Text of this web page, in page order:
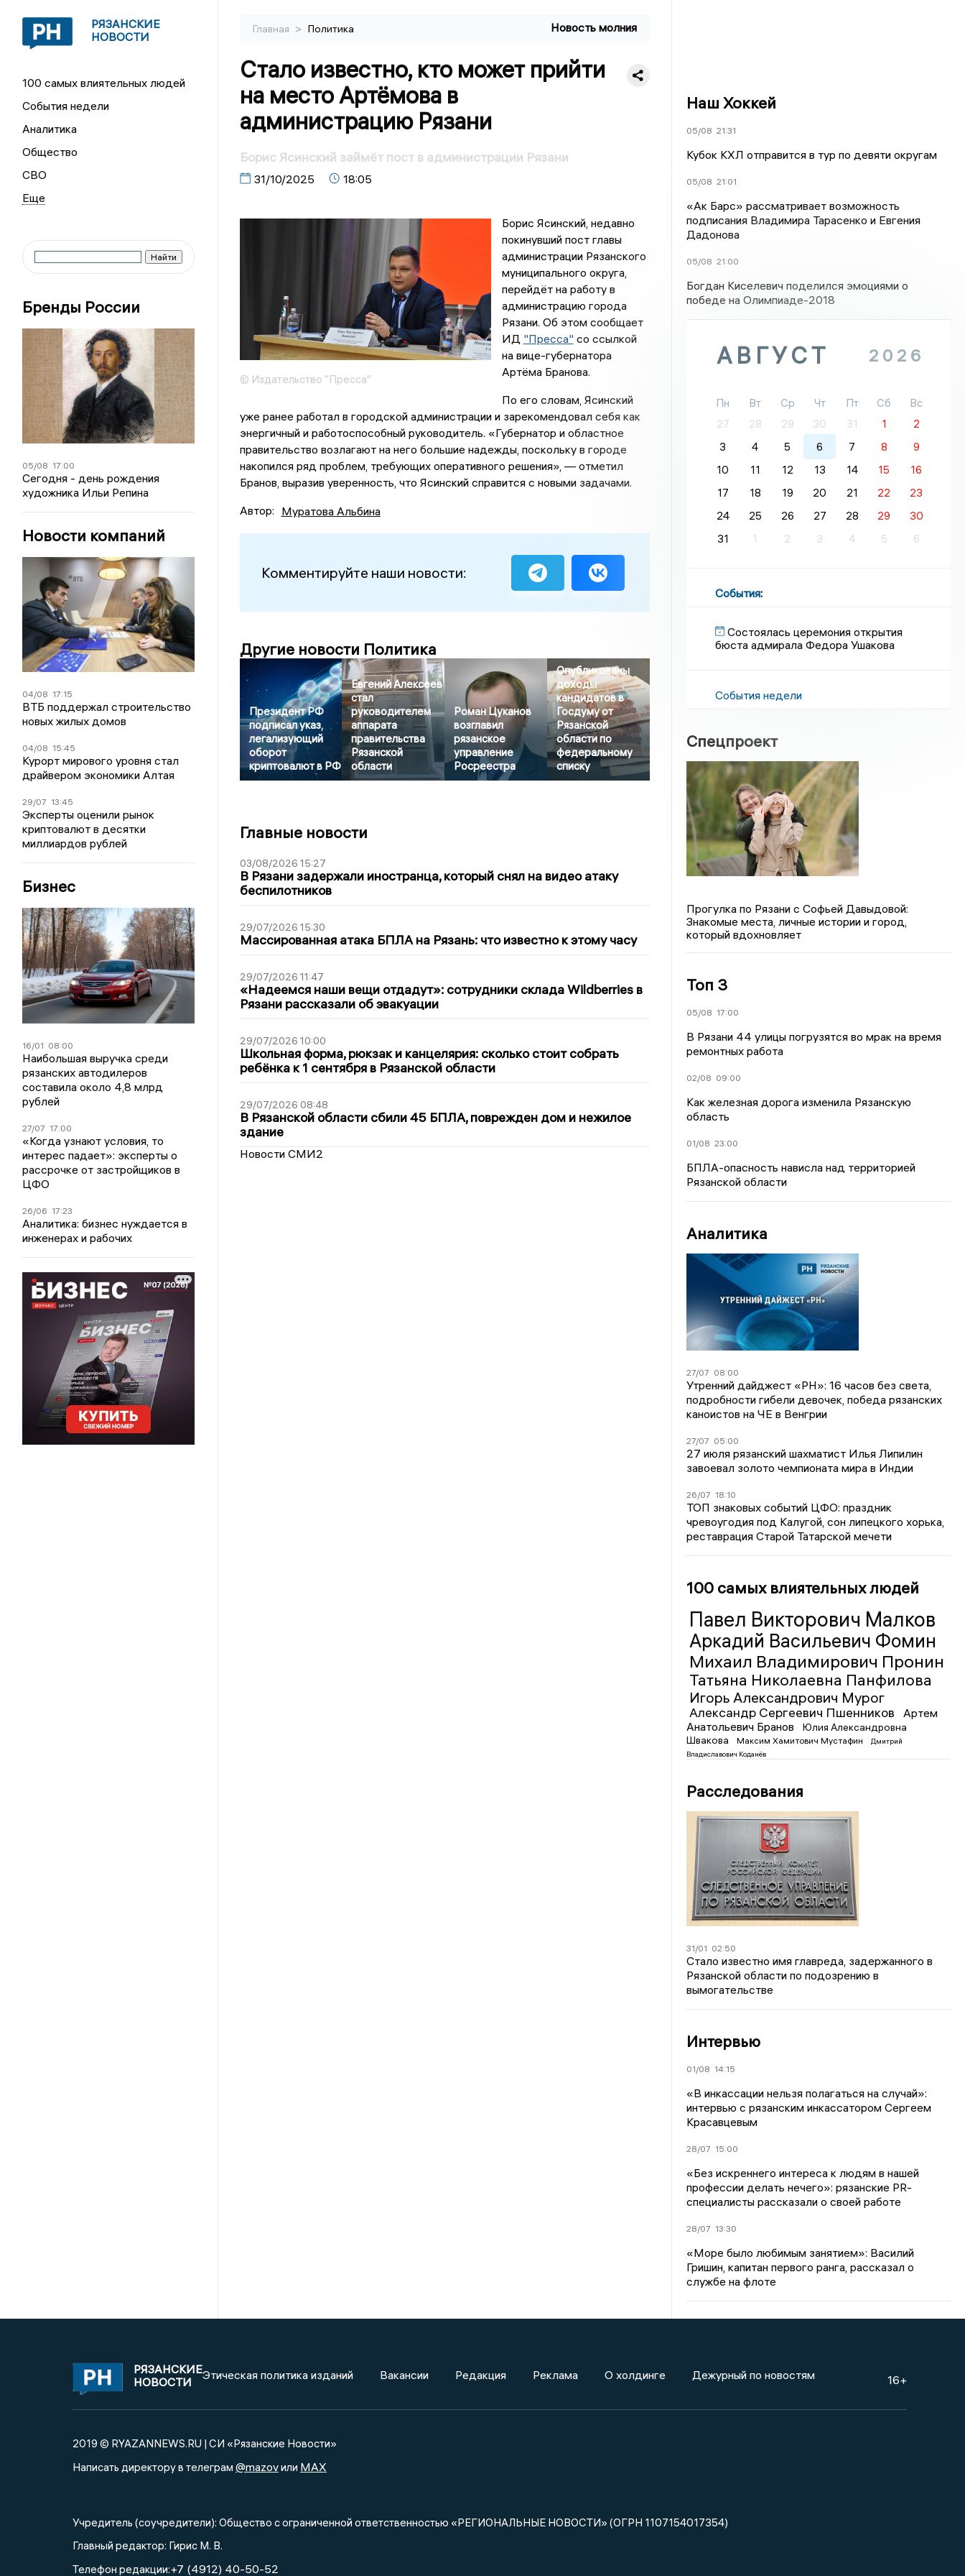
РЯЗАНСКИЕ
НОВОСТИ
100 самых влиятельных людей
События недели
Аналитика
Общество
СВО
Бренды России
05/08 17:00
Сегодня - день рождения
художника Ильи Репина
Новости компаний
04/08 17:15
ВТБ поддержал строительство
новых жилых домов
04/08 15:45
Курорт мирового уровня стал
драйвером экономики Алтая
29/07 13:45
Эксперты оценили рынок
криптовалют в десятки
миллиардов рублей
Бизнес
16/01 08:00
Наибольшая выручка среди
рязанских автодилеров
составила около 4,8 млрд
рублей
27/07 17:00
«Когда узнают условия, то
интерес падает»: эксперты о
рассрочке от застройщиков в
ЦФО
26/06 17:23
Аналитика: бизнес нуждается в
инженерах и рабочих
Главная > Политика Новость молния
Стало известно, кто может прийти
на место Артёмова в
администрацию Рязани
Борис Ясинский займёт пост в администрации Рязани
31/10/2025 18:05
© Издательство "Пресса"
Борис Ясинский, недавно
покинувший пост главы
администрации Рязанского
муниципального округа,
перейдёт на работу в
администрацию города
Рязани. Об этом сообщает
ИД "Пресса"со ссылкой
на вице-губернатора
Артёма Бранова.
По его словам, Ясинский
уже ранее работал в городской администрации и зарекомендовал себя как
энергичный и работоспособный руководитель. «Губернатор и областное
правительство возлагают на него большие надежды, поскольку в городе
накопился ряд проблем, требующих оперативного решения», — отметил
Бранов, выразив уверенность, что Ясинский справится с новыми задачами.
Автор: Муратова Альбина
Комментируйте наши новости:
Другие новости Политика
Президент РФ
подписал указ,
легализующий
оборот
криптовалют в РФ
Евгений Алексеев
стал
руководителем
аппарата
правительства
Рязанской
области
Роман Цуканов
возглавил
рязанское
управление
Росреестра
Опубликованы
доходы
кандидатов в
Госдуму от
Рязанской
области по
федеральному
списку
Главные новости
03/08/2026 15:27
В Рязани задержали иностранца, который снял на видео атаку
беспилотников
29/07/2026 15:30
Массированная атака БПЛА на Рязань: что известно к этому часу
29/07/2026 11:47
«Надеемся наши вещи отдадут»: сотрудники склада Wildberries в
Рязани рассказали об эвакуации
29/07/2026 10:00
Школьная форма, рюкзак и канцелярия: сколько стоит собрать
ребёнка к 1 сентября в Рязанской области
29/07/2026 08:48
В Рязанской области сбили 45 БПЛА, поврежден дом и нежилое
здание
Новости СМИ2
Наш Хоккей
05/08 21:31
Кубок КХЛ отправится в тур по девяти округам
05/08 21:01
«Ак Барс» рассматривает возможность
подписания Владимира Тарасенко и Евгения
Дадонова
05/08 21:00
Богдан Киселевич поделился эмоциями о
победе на Олимпиаде-2018
АВГУСТ 2026
Пн Вт Ср Чт Пт Сб
Вс
27
28 29 30 31 1
2
3
4 5 6 7 8
9
10
11 12 13 14 15
16
17
18 19 20 21 22
23
24
25 26 27 28 29
30
31
1 2 3 4 5 6
События:
Состоялась церемония открытия
бюста адмирала Федора Ушакова
События недели
Спецпроект
Прогулка по Рязани с Софьей Давыдовой:
Знакомые места, личные истории и город,
который вдохновляет
Топ 3
05/08 17:00
В Рязани 44 улицы погрузятся во мрак на время
ремонтных работа
02/08 09:00
Как железная дорога изменила Рязанскую
область
01/08 23:00
БПЛА-опасность нависла над территорией
Рязанской области
Аналитика
27/07 08:00
Утренний дайджест «РН»: 16 часов без света,
подробности гибели девочек, победа рязанских
каноистов на ЧЕ в Венгрии
27/07 05:00
27 июля рязанский шахматист Илья Липилин
завоевал золото чемпионата мира в Индии
26/07 18:10
ТОП знаковых событий ЦФО: праздник
чревоугодия под Калугой, сон липецкого хорька,
реставрация Старой Татарской мечети
100 самых влиятельных людей
Павел Викторович Малков
Аркадий Васильевич Фомин
Михаил Владимирович Пронин
Татьяна Николаевна Панфилова
Игорь Александрович Мурог
Александр Сергеевич Пшенников
Артем
Анатольевич Бранов
Юлия Александровна
Швакова
Максим Хамитович Мустафин
Дмитрий
Владиславович Коданёв
Расследования
31/01 02:50
Стало известно имя главреда, задержанного в
Рязанской области по подозрению в
вымогательстве
Интервью
01/08 14:15
«В инкассации нельзя полагаться на случай»:
интервью с рязанским инкассатором Сергеем
Красавцевым
28/07 15:00
«Без искреннего интереса к людям в нашей
профессии делать нечего»: рязанские PR-
специалисты рассказали о своей работе
28/07 13:30
«Море было любимым занятием»: Василий
Гришин, капитан первого ранга, рассказал о
службе на флоте
РЯЗАНСКИЕ
НОВОСТИ
Этическая политика изданий Вакансии Редакция Реклама О холдинге Дежурный по новостям 16+
2019 © RYAZANNEWS.RU | СИ «Рязанские Новости»
Написать директору в телеграм @mazovили MAX
Учредитель (соучредители): Общество с ограниченной ответственностью «РЕГИОНАЛЬНЫЕ НОВОСТИ» (ОГРН 1107154017354)
Главный редактор: Гирис М. В.
Телефон редакции:+7 (4912) 40-50-52